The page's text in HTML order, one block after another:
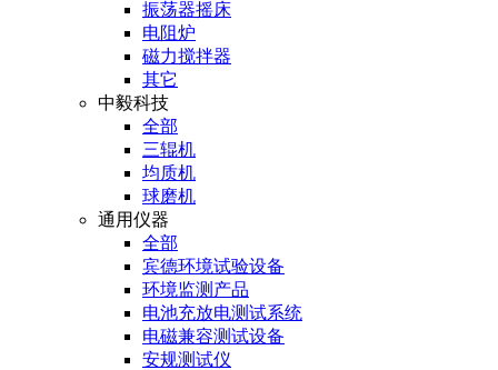
振荡器摇床
电阻炉
磁力搅拌器
其它
中毅科技
全部
三辊机
均质机
球磨机
通用仪器
全部
宾德环境试验设备
环境监测产品
电池充放电测试系统
电磁兼容测试设备
安规测试仪